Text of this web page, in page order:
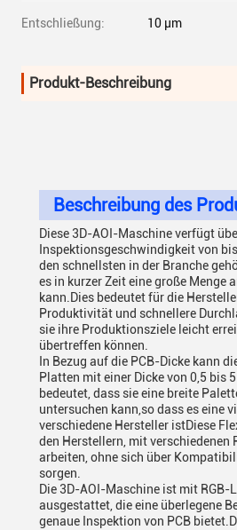
Entschließung: 10 μm
Produkt-Beschreibung
Beschreibung des
Diese 3D-AOI-Maschine verfügt
Inspektionsgeschwindigkeit von
den schnellsten in der Branche
es in kurzer Zeit eine große Menge
kann.Dies bedeutet für die
Produktivität und schnellere
sie ihre Produktionsziele leicht
übertreffen können.
In Bezug auf die PCB-Dicke kann
Platten mit einer Dicke von 0,5 bis
bedeutet, dass sie eine breite
untersuchen kann,so dass es eine
verschiedene Hersteller istDiese
den Herstellern, mit verschiedenen
arbeiten, ohne sich über
sorgen.
Die 3D-AOI-Maschine ist mit RGB-
ausgestattet, die eine überlegene
genaue Inspektion von PCB